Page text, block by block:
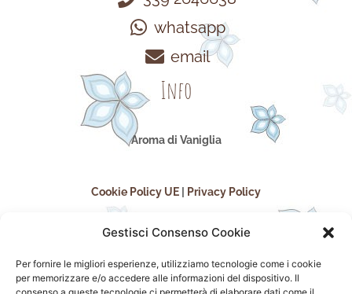
Gestisci Consenso Cookie
Per fornire le migliori esperienze, utilizziamo tecnologie come i cookie
per memorizzare e/o accedere alle informazioni del dispositivo. Il
whatsapp
email
Info
Aroma di Vaniglia
Cookie Policy UE Privacy Policy